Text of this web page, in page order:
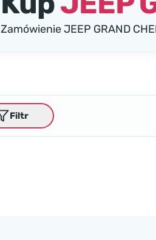
Zamówienie JEEP GRAND
Filtr